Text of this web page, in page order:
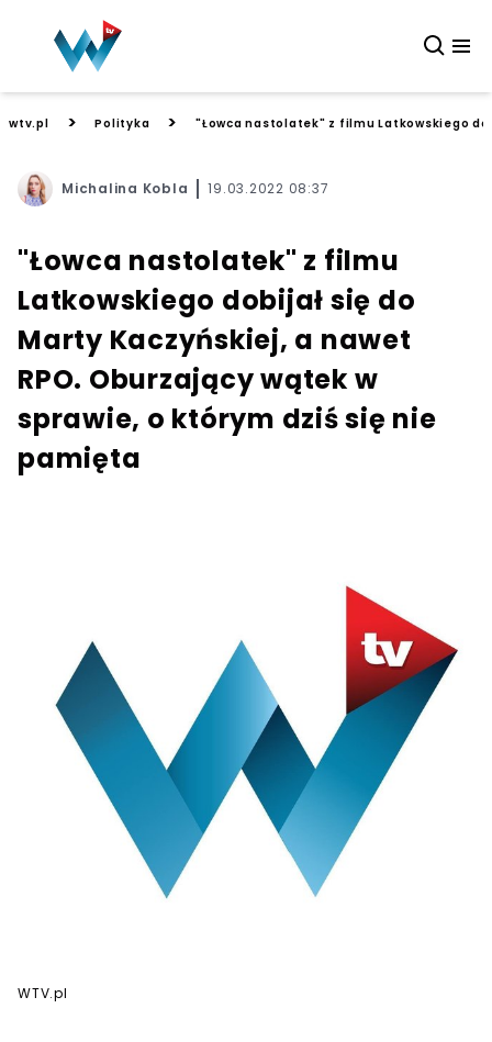
wtv.pl > Polityka > "Łowca nastolatek" z filmu Latkowskiego
Michalina Kobla 19.03.2022 08:37
"Łowca nastolatek" z filmu
Latkowskiego dobijał się do
Marty Kaczyńskiej, a nawet
RPO. Oburzający wątek w
sprawie, o którym dziś się nie
pamięta
WTV.pl